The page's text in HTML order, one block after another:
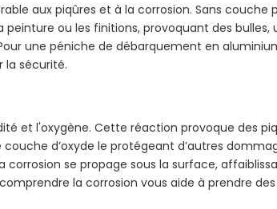
aux piqûres et à la corrosion. Sans couche
ou les finitions, provoquant des
une péniche de débarquement en
la sécurité.
et l'oxygène. Cette réaction provoque des
d’oxyde le protégeant d’autres
corrosion se propage sous la surface,
la corrosion vous aide à prendre